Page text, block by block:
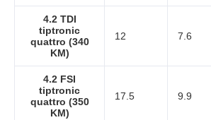
4.2 TDI
tiptronic
quattro (340
KM)
12 7.6
4.2 FSI
tiptronic
quattro (350
KM)
17.5 9.9